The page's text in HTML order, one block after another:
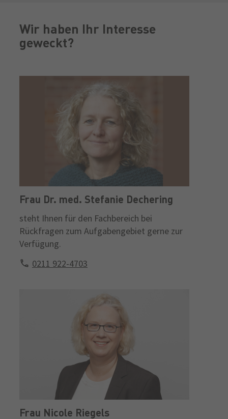
Wir haben Ihr Interesse
geweckt?
Frau Dr. med. Stefanie Dechering
steht Ihnen für den Fachbereich bei
Rückfragen zum Aufgabengebiet gerne zur
Verfügung.
0211 922-4703
Frau Nicole Riegels